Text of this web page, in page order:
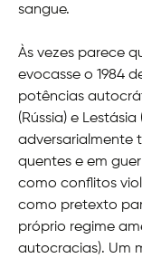
sangue.
Às vezes parece
evocasse o 1984
potências
(Rússia) e
adversarialmente
quentes e em
como conflitos
como pretexto
próprio regime
autocracias). Um